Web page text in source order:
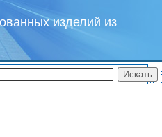
изделий из